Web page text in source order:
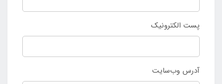
پست الکترونیک
آدرس وب‌سایت